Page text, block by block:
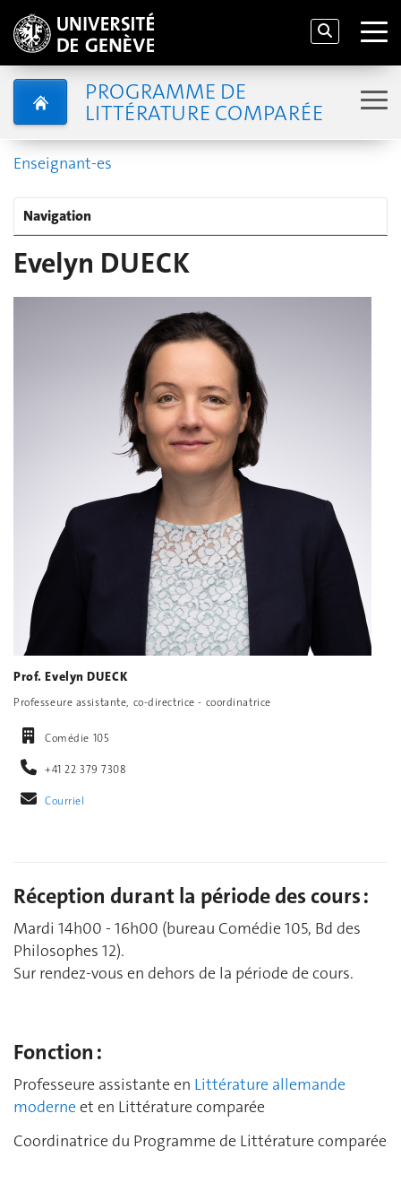
PROGRAMME DE
LITTÉRATURE COMPARÉE
Enseignant-es
Navigation
Evelyn DUECK
Prof. Evelyn DUECK
Professeure assistante, co-directrice - coordinatrice
Comédie 105
+41 22 379 7308
Courriel
Réception durant la période des cours :
Mardi 14h00 - 16h00 (bureau Comédie 105, Bd des
Philosophes 12).
Sur rendez-vous en dehors de la période de cours.
Fonction :
Professeure assistante en Littérature allemande
moderneet en Littérature comparée
Coordinatrice du Programme de Littérature comparée